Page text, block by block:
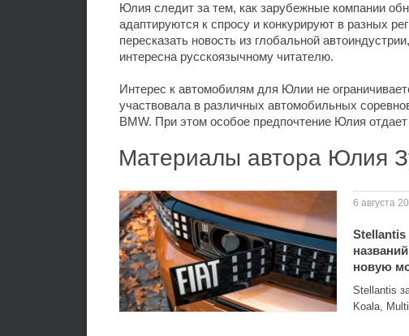
Юлия следит за тем, как зарубежные компании
адаптируются к спросу и конкурируют в разных
пересказать новость из глобальной
интересна русскоязычному читателю.
Интерес к автомобилям для Юлии не
участвовала в различных автомобильных
BMW. При этом особое предпочтение Юлия
Материалы автора Юлия
6 августа
Stellantis
новую
Stellantis
Koala,